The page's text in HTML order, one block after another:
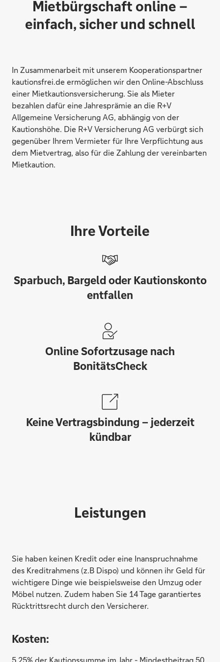
Mietbürgschaft online –
einfach, sicher und schnell
In Zusammenarbeit mit unserem Kooperationspartner
kautionsfrei.de ermöglichen wir den Online-Abschluss
einer Mietkautionsversicherung. Sie als Mieter
bezahlen dafür eine Jahresprämie an die R+V
Allgemeine Versicherung AG, abhängig von der
Kautionshöhe. Die R+V Versicherung AG verbürgt sich
gegenüber Ihrem Vermieter für Ihre Verpflichtung aus
dem Mietvertrag, also für die Zahlung der vereinbarten
Mietkaution.
Ihre Vorteile
Sparbuch, Bargeld oder Kautionskonto
entfallen
Online Sofortzusage nach
BonitätsCheck
Keine Vertragsbindung – jederzeit
kündbar
Leistungen
Sie haben keinen Kredit oder eine Inanspruchnahme
des Kreditrahmens (z.B Dispo) und können ihr Geld für
wichtigere Dinge wie beispielsweise den Umzug oder
Möbel nutzen. Zudem haben Sie 14 Tage garantiertes
Rücktrittsrecht durch den Versicherer.
Kosten:
5,25% der Kautionssumme im Jahr - Mindestbeitrag 50